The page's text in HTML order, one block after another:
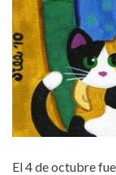
El 4 de octubre